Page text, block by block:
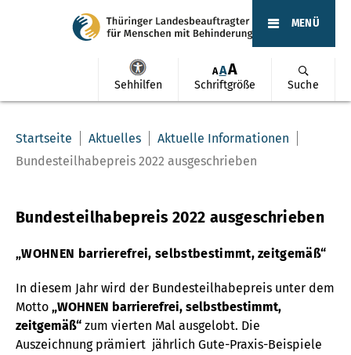
Sehhilfen
AAA
Schriftgröße Suche
MENÜ
Startseite Aktuelles
Aktuelle Informationen
Bundesteilhabepreis 2022 ausgeschrieben
Bundesteilhabepreis 2022 ausgeschrieben
„WOHNEN barrierefrei, selbstbestimmt, zeitgemäß“
In diesem Jahr wird der Bundesteilhabepreis unter dem
Motto „WOHNEN barrierefrei, selbstbestimmt,
zeitgemäß“ zum vierten Mal ausgelobt. Die
Auszeichnung prämiert jährlich Gute-Praxis-Beispiele